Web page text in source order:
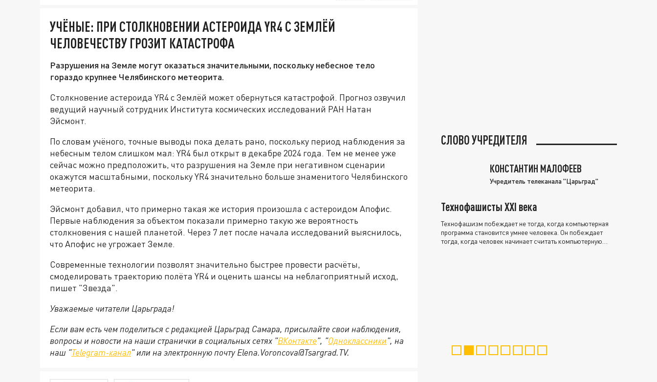
УЧЁНЫЕ: ПРИ СТОЛКНОВЕНИИ АСТЕРОИДА YR4 С ЗЕМЛЁЙ
ЧЕЛОВЕЧЕСТВУ ГРОЗИТ КАТАСТРОФА
Разрушения на Земле могут оказаться значительными, поскольку небесное тело
гораздо крупнее Челябинского метеорита.
Столкновение астероида YR4 с Землёй может обернуться катастрофой. Прогноз озвучил
ведущий научный сотрудник Института космических исследований РАН Натан
Эйсмонт.
По словам учёного, точные выводы пока делать рано, поскольку период наблюдения за
небесным телом слишком мал: YR4 был открыт в декабре 2024 года. Тем не менее уже
сейчас можно предположить, что разрушения на Земле при негативном сценарии
окажутся масштабными, поскольку YR4 значительно больше знаменитого Челябинского
метеорита.
Эйсмонт добавил, что примерно такая же история произошла с астероидом Апофис.
Первые наблюдения за объектом показали примерно такую же вероятность
столкновения с нашей планетой. Через 7 лет после начала исследований выяснилось,
что Апофис не угрожает Земле.
Современные технологии позволят значительно быстрее провести расчёты,
смоделировать траекторию полёта YR4 и оценить шансы на неблагоприятный исход,
пишет "Звезда".
Уважаемые читатели Царьграда!
Если вам есть чем поделиться с редакцией Царьград Самара, присылайте свои наблюдения,
вопросы и новости на наши странички в социальных сетях "ВКонтакте", "Одноклассники", на
наш "Telegram-канал" или на электронную почту Elena.Voroncova@Tsargrad.TV.
СЛОВО УЧРЕДИТЕЛЯ
КОНСТАНТИН МАЛОФЕЕВ
Учредитель телеканала "Царьград"
Технофашисты XXI века
Технофашизм побеждает не тогда, когда компьютерная
программа становится умнее человека. Он побеждает
тогда, когда человек начинает считать компьютерную